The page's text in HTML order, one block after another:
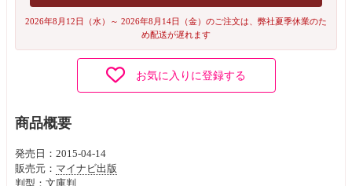
2026年8月12日（水）～ 2026年8月14日（金）のご注文は、弊社夏季休業のた
め配送が遅れます
お気に入りに登録する
商品概要
発売日：2015-04-14
販売元： マイナビ出版
判型：文庫判